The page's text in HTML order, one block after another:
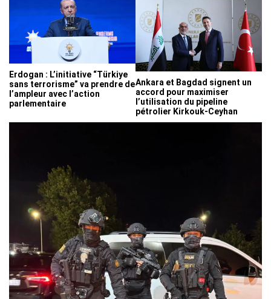
Erdogan : L’initiative “Türkiye
sans terrorisme” va prendre de
l’ampleur avec l’action
parlementaire
Ankara et Bagdad signent un
accord pour maximiser
l’utilisation du pipeline
pétrolier Kirkouk-Ceyhan